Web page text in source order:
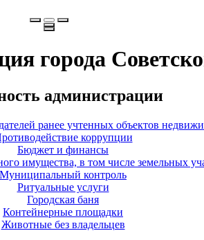
города
администрации
ранее учтенных объектов
коррупции
Бюджет и финансы
имущества, в том числе земельных
Муниципальный контроль
Ритуальные услуги
Городская баня
Контейнерные площадки
Животные без владельцев